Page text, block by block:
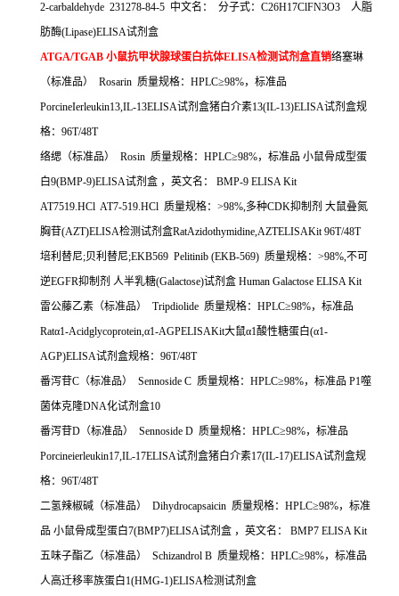
2-carbaldehyde 231278-84-5 中文名： 分子式： C26H17ClFN3O3 人脂
肪酶(Lipase)ELISA试剂盒
ATGA/TGAB 小鼠抗甲状腺球蛋白抗体ELISA检测试剂盒直销络塞琳
（标准品）
Rosarin 质量规格： HPLC≥98%，标准品
PorcineIerleukin13,IL-13ELISA试剂盒猪白介素13(IL-13)ELISA试剂盒规
格： 96T/48T
络缌（标准品）
Rosin 质量规格： HPLC≥98%，标准品 小鼠骨成型蛋
白9(BMP-9)ELISA试剂盒 ，英文名：
BMP-9 ELISA Kit
AT7519.HCl AT7-519.HCl 质量规格： >98%,多种CDK抑制剂 大鼠叠氮
胸苷(AZT)ELISA检测试剂盒RatAzidothymidine,AZTELISAKit 96T/48T
培利替尼;贝利替尼;EKB569 Pelitinib (EKB-569) 质量规格： >98%,不可
逆EGFR抑制剂 人半乳糖(Galactose)试剂盒 Human Galactose ELISA Kit
雷公藤乙素（标准品）
Tripdiolide 质量规格： HPLC≥98%，标准品
Ratα1-Acidglycoprotein,α1-AGPELISAKit大鼠α1酸性糖蛋白(α1-
AGP)ELISA试剂盒规格： 96T/48T
番泻苷C （标准品） Sennoside C 质量规格： HPLC≥98%，标准品 P1噬
菌体克隆DNA化试剂盒10
番泻苷D （标准品） Sennoside D 质量规格： HPLC≥98%，标准品
Porcineierleukin17,IL-17ELISA试剂盒猪白介素17(IL-17)ELISA试剂盒规
格： 96T/48T
二氢辣椒碱（标准品）
Dihydrocapsaicin 质量规格： HPLC≥98%，标准
品 小鼠骨成型蛋白7(BMP7)ELISA试剂盒 ，英文名：
BMP7 ELISA Kit
五味子酯乙（标准品）
Schizandrol B 质量规格： HPLC≥98%，标准品
人高迁移率族蛋白 1(HMG-1)ELISA检测试剂盒